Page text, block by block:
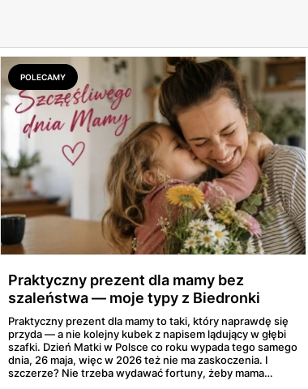
POLECAMY
Praktyczny prezent dla mamy bez
szaleństwa — moje typy z Biedronki
Praktyczny prezent dla mamy to taki, który naprawdę się
przyda — a nie kolejny kubek z napisem lądujący w głębi
szafki. Dzień Matki w Polsce co roku wypada tego samego
dnia, 26 maja, więc w 2026 też nie ma zaskoczenia. I
szczerze? Nie trzeba wydawać fortuny, żeby mama